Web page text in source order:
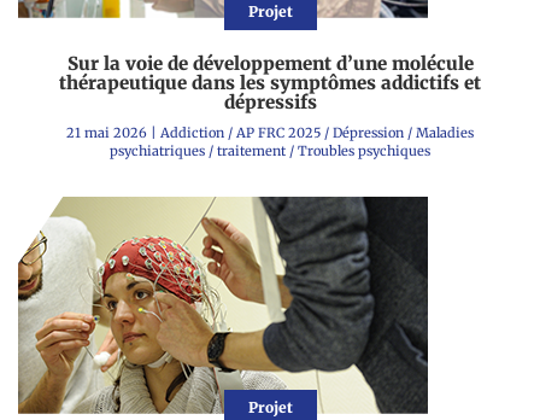
Projet
Sur la voie de développement d’une molécule
thérapeutique dans les symptômes addictifs et
dépressifs
21 mai 2026 | Addiction / AP FRC 2025 / Dépression / Maladies
psychiatriques / traitement / Troubles psychiques
Projet